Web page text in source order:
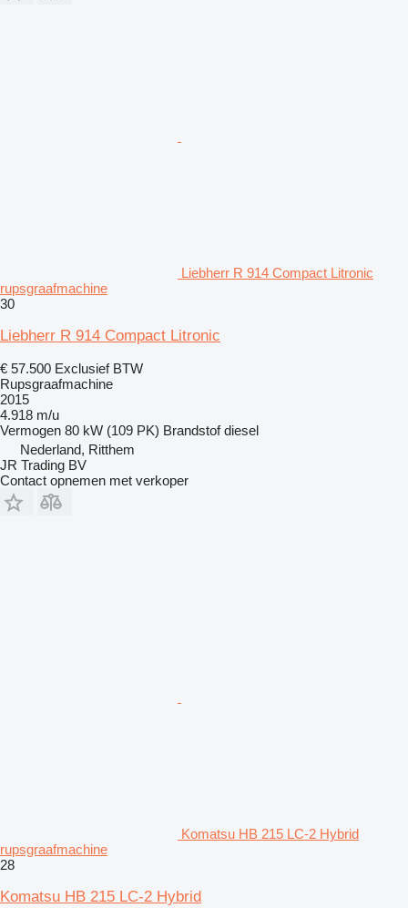
Liebherr R 914 Compact Litronic
rupsgraafmachine
30
Liebherr R 914 Compact Litronic
€ 57.500 Exclusief BTW
Rupsgraafmachine
2015
4.918 m/u
Vermogen 80 kW (109 PK) Brandstof diesel
Nederland, Ritthem
JR Trading BV
Contact opnemen met verkoper
Komatsu HB 215 LC-2 Hybrid
rupsgraafmachine
28
Komatsu HB 215 LC-2 Hybrid